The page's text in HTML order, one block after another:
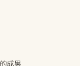
成果